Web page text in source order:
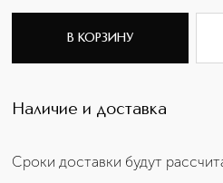
В КОРЗИНУ
Наличие и доставка
Сроки доставки будут